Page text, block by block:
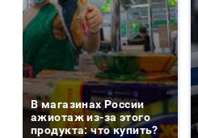
В магазинах России
ажиотаж из-за этого
продукта: что купить?